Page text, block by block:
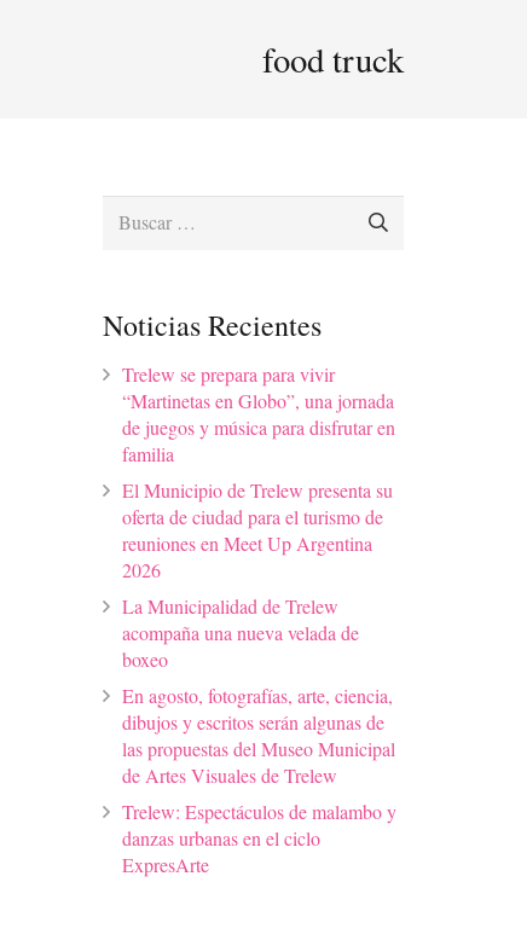
food truck
Buscar:
Noticias Recientes
Trelew se prepara para vivir
“Martinetas en Globo”, una jornada
de juegos y música para disfrutar en
familia
El Municipio de Trelew presenta su
oferta de ciudad para el turismo de
reuniones en Meet Up Argentina
2026
La Municipalidad de Trelew
acompaña una nueva velada de
boxeo
En agosto, fotografías, arte, ciencia,
dibujos y escritos serán algunas de
las propuestas del Museo Municipal
de Artes Visuales de Trelew
Trelew: Espectáculos de malambo y
danzas urbanas en el ciclo
ExpresArte